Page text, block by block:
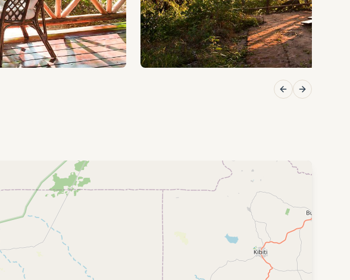
Previous slide
Next slide